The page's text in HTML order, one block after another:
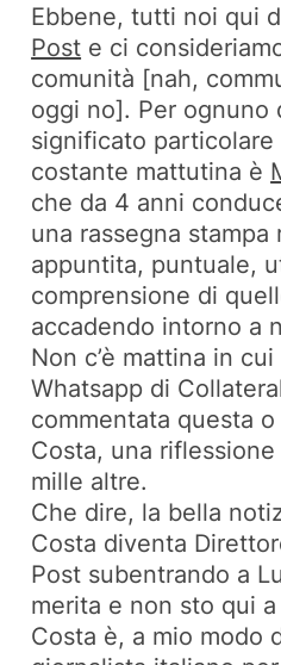
Ebbene, tutti noi qui
Post e ci
comunità [nah,
oggi no]. Per ognuno
significato particolare
costante mattutina è
che da 4 anni
una rassegna stampa
appuntita, puntuale,
comprensione di
accadendo intorno a
Non c’è mattina in
Whatsapp di
commentata questa
Costa, una
mille altre.
Che dire, la bella
Costa diventa
Post subentrando a
merita e non sto qui
Costa è, a mio modo